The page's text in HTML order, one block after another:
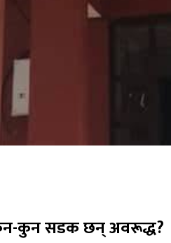
कुन सडक छन् अवरूद्ध?